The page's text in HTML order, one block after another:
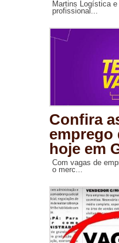
Martins Logística
profissional...
Confira
emprego
hoje em
Com vagas de
o merc...